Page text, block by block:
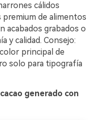
cálidos
de alimentos
acabados grabados o
y calidad. Consejo:
principal de
solo para tipografía
generado con